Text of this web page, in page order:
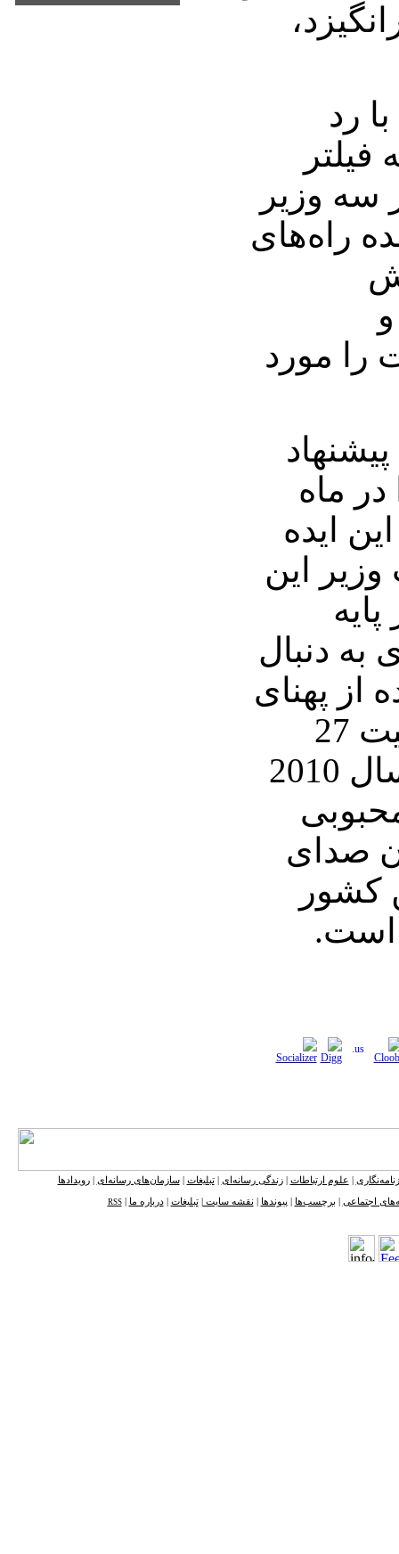
رد
سه وزیر
راه‌های
را مورد
در ماه
ایده
این
به دنبال
از پهنای
باند به 50 درصد جمعیت 27
میلیونی‌اش تا پایان سال 2010
صدای
کشور
است.
علوم ارتباطات |زندگی رسانه‌ای |تبلیغات سازمان‌های رسانه‌ای |رویدادها
اجتماعی برچسب‌ها پیوندها نقشه ‌سایت تبلیغات |درباره ما |
RSS